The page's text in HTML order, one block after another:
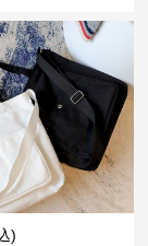
)